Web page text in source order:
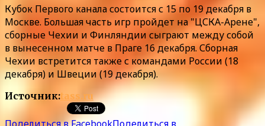
Кубок Первого канала состоится с 15 по 19 декабря в
Москве. Большая часть игр пройдет на "ЦСКА-Арене",
сборные Чехии и Финляндии сыграют между собой
в вынесенном матче в Праге 16 декабря. Сборная
Чехии встретится также с командами России (18
декабря) и Швеции (19 декабря).
Источник:tass.ru